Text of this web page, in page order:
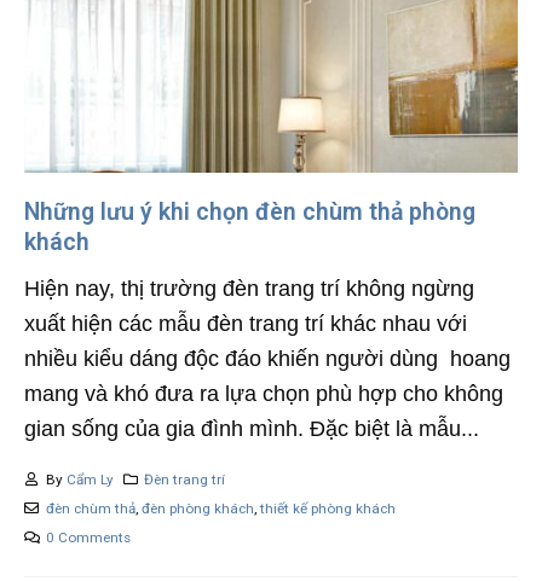
Những lưu ý khi chọn đèn chùm thả phòng
khách
Hiện nay, thị trường đèn trang trí không ngừng
xuất hiện các mẫu đèn trang trí khác nhau với
nhiều kiểu dáng độc đáo khiến người dùng hoang
mang và khó đưa ra lựa chọn phù hợp cho không
gian sống của gia đình mình. Đặc biệt là mẫu...
By Cẩm Ly
Đèn trang trí
đèn chùm thả, đèn phòng khách,thiết kế phòng khách
0 Comments